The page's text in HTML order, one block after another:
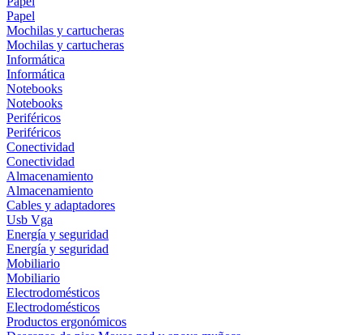
Papel
Mochilas y cartucheras
Mochilas y cartucheras
Informática
Informática
Notebooks
Notebooks
Periféricos
Periféricos
Conectividad
Conectividad
Almacenamiento
Almacenamiento
Cables y adaptadores
Usb Vga
Energía y seguridad
Energía y seguridad
Mobiliario
Mobiliario
Electrodomésticos
Electrodomésticos
Productos ergonómicos